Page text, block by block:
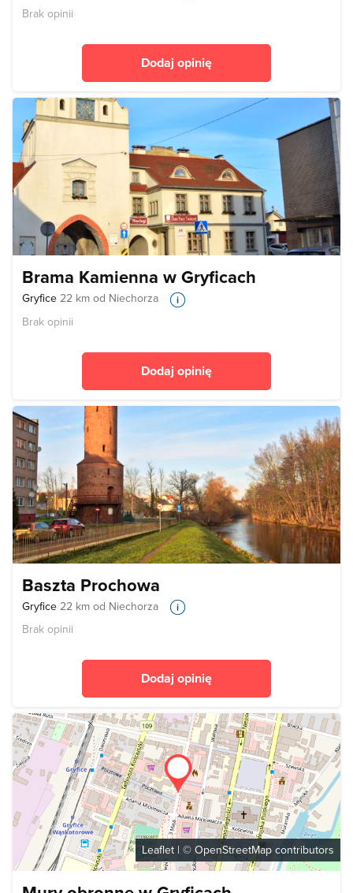
Brak opinii
Dodaj opinię
Brama Kamienna w Gryficach
Gryfice 22 km od Niechorza
Brak opinii
Dodaj opinię
Baszta Prochowa
Gryfice 22 km od Niechorza
Brak opinii
Dodaj opinię
Leaflet | © OpenStreetMap contributors